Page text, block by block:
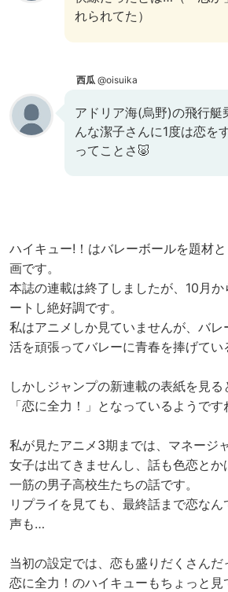
れられてた）
西瓜 @oisuika
アドリア海(烏野)の飛行艇
んな潔子さんに1度は恋をす
ってことさ🐷
ハイキュー!！はバレーボールを題材
画です。
本誌の連載は終了しましたが、10月
ートし絶好調です。
私はアニメしか見ていませんが、バレ
活を頑張ってバレーに青春を捧げてい
しかしジャンプの新連載の表紙を見
「恋に全力！」となっているようです
私が見たアニメ3期までは、マネージ
女子は出てきませんし、話も色恋とか
一筋の男子高校生たちの話です。
リプライを見ても、最終話まで恋な
声も…
当初の設定では、恋も盛りだくさん
恋に全力！のハイキューもちょっと見